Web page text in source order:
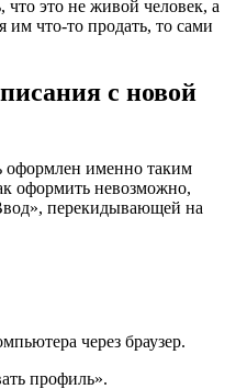
что это не живой человек, а
им что-то продать, то сами
с новой
именно таким
оформить невозможно,
перекидывающей на
через браузер.
профиль».